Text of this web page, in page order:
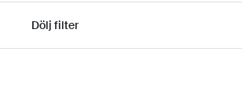
Dölj filter